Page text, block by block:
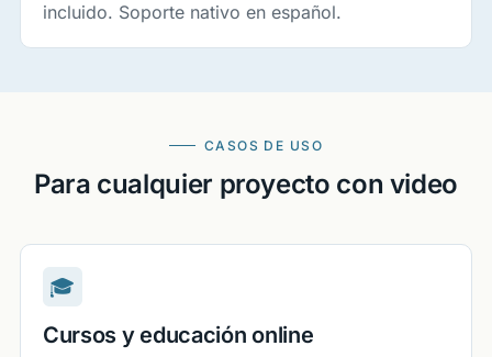
incluido. Soporte nativo en español.
CASOS DE USO
Para cualquier proyecto con video
🎓
Cursos y educación online